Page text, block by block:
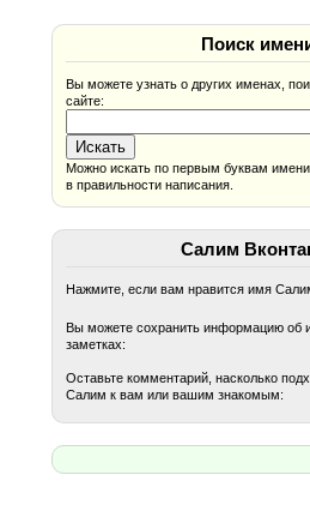
Поиск
Вы можете узнать о других именах,
сайте:
Можно искать по первым буквам
в правильности написания.
Салим
Нажмите, если вам нравится имя
Вы можете сохранить информацию об
заметках:
Оставьте комментарий, насколько
Салим к вам или вашим знакомым: